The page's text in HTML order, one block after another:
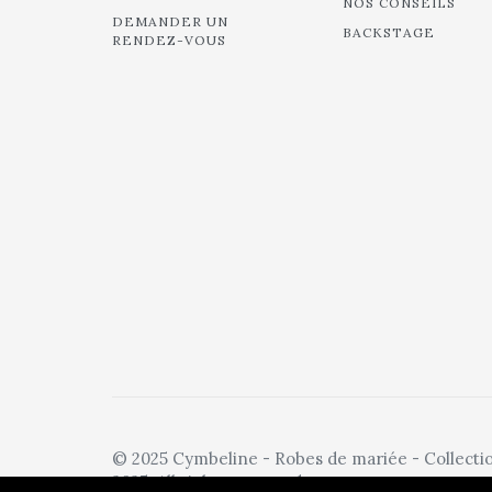
DEMANDER UN
RENDEZ-VOUS
BACKSTAGE
© 2025 Cymbeline - Robes de mariée -
2025. All rights reserved.